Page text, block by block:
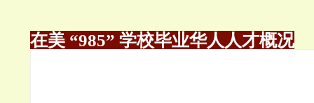
在美 “985” 学校毕业华人人才概况